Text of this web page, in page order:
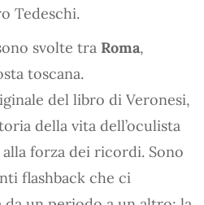
Tedeschi.
svolte tra Roma,
toscana.
del libro di Veronesi,
della vita dell’oculista
forza dei ricordi. Sono
flashback che ci